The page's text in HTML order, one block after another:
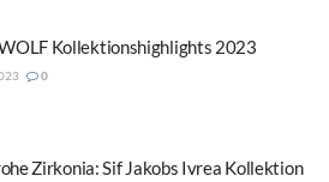
Kollektionshighlights 2023
0
Zirkonia: Sif Jakobs Ivrea Kollektion